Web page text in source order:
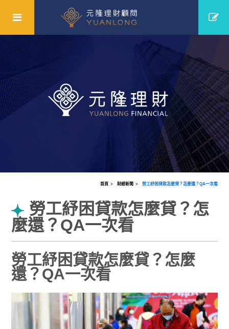
首頁 財經新聞 勞工紓困貸款怎麼貸？怎麼還？QA一次看
勞工紓困貸款怎麼貸？怎
麼還？QA一次看
勞工紓困貸款怎麼貸？怎麼
還？QA一次看